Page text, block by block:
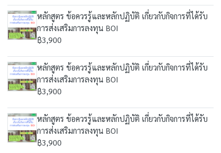
หลักสูตร ข้อควรรู้และหลักปฏิบัติ เกี่ยวกับกิจการที่ได้รับ
การส่งเสริมการลงทุน BOI
฿3,900
หลักสูตร ข้อควรรู้และหลักปฏิบัติ เกี่ยวกับกิจการที่ได้รับ
การส่งเสริมการลงทุน BOI
฿3,900
หลักสูตร ข้อควรรู้และหลักปฏิบัติ เกี่ยวกับกิจการที่ได้รับ
การส่งเสริมการลงทุน BOI
฿3,900